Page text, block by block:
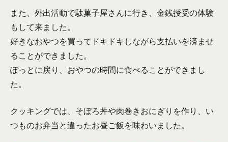
また、外出活動で駄菓子屋さんに行き、金銭授受の体験
もして来ました。
好きなおやつを買ってドキドキしながら支払いを済ませ
ることができました。
ぽっとに戻り、おやつの時間に食べることができまし
た。
クッキングでは、そぼろ丼や肉巻きおにぎりを作り、い
つものお弁当と違ったお昼ご飯を味わいました。